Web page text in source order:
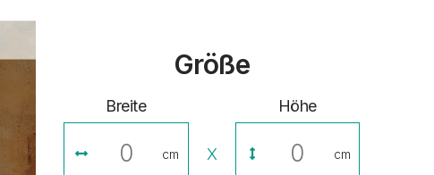
Größe
Breite
cm X
Höhe
cm